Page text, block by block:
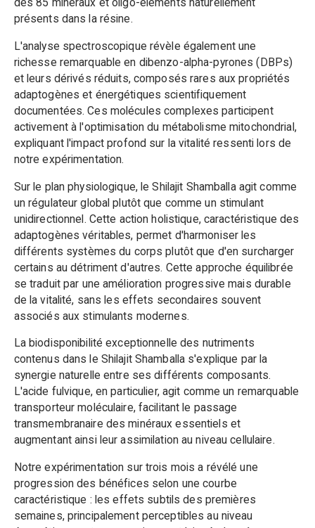
présents dans la résine.
L'analyse spectroscopique révèle également une
richesse remarquable en dibenzo-alpha-pyrones (DBPs)
et leurs dérivés réduits, composés rares aux propriétés
adaptogènes et énergétiques scientifiquement
documentées. Ces molécules complexes participent
activement à l'optimisation du métabolisme mitochondrial,
expliquant l'impact profond sur la vitalité ressenti lors de
notre expérimentation.
Sur le plan physiologique, le Shilajit Shamballa agit comme
un régulateur global plutôt que comme un stimulant
unidirectionnel. Cette action holistique, caractéristique des
adaptogènes véritables, permet d'harmoniser les
différents systèmes du corps plutôt que d'en surcharger
certains au détriment d'autres. Cette approche équilibrée
se traduit par une amélioration progressive mais durable
de la vitalité, sans les effets secondaires souvent
associés aux stimulants modernes.
La biodisponibilité exceptionnelle des nutriments
contenus dans le Shilajit Shamballa s'explique par la
synergie naturelle entre ses différents composants.
L'acide fulvique, en particulier, agit comme un remarquable
transporteur moléculaire, facilitant le passage
transmembranaire des minéraux essentiels et
augmentant ainsi leur assimilation au niveau cellulaire.
Notre expérimentation sur trois mois a révélé une
progression des bénéfices selon une courbe
caractéristique : les effets subtils des premières
semaines, principalement perceptibles au niveau